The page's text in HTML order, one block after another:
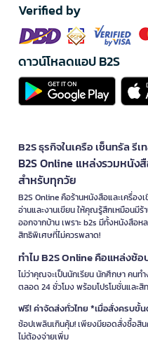
Verified by
ดาวน์โหลดแอป B2S
B2S ธุรกิจในเครือ เซ็นทรัล รี
B2S Online แหล่งรวมหนัง
สำหรับทุกวัย
B2S Online คือร้านหนังสือและเครื่อ
อ่านและงานเขียน ให้คุณรู้สึกเหมือนมี
ออกจากบ้าน เพราะ b2s มีทั้งหนังสือ
สิทธิพิเศษที่ไม่ควรพลาด!
ทำไม B2S Online คือแหล่งช้
ไม่ว่าคุณจะเป็นนักเรียน นักศึกษา คน
ตลอด 24 ชั่วโมง พร้อมโปรโมชั่นและสิ
ฟรี! ค่าจัดส่งทั่วไทย *เมื่อสั่งครบขั้
ช้อปเพลินเกินคุ้ม! เพียงมียอดสั่งซื้อสิ
ไม่ต้องจ่ายเพิ่ม